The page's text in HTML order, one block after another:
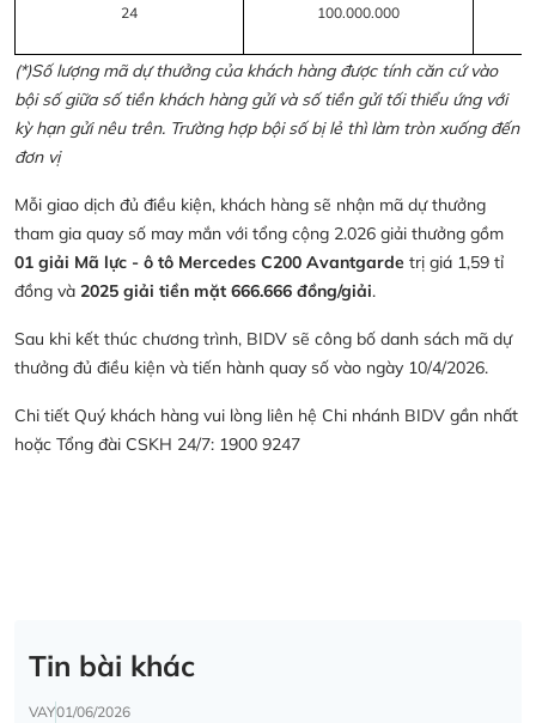
24 100.000.000
(*)Số lượng mã dự thưởng của khách hàng được tính căn cứ vào
bội số giữa số tiền khách hàng gửi và số tiền gửi tối thiểu ứng với
kỳ hạn gửi nêu trên. Trường hợp bội số bị lẻ thì làm tròn xuống đến
đơn vị
Mỗi giao dịch đủ điều kiện, khách hàng sẽ nhận mã dự thưởng
tham gia quay số may mắn với tổng cộng 2.026 giải thưởng gồm
01 giải Mã lực - ô tô Mercedes C200 Avantgarde trị giá 1,59 tỉ
đồng và 2025 giải tiền mặt 666.666 đồng/giải.
Sau khi kết thúc chương trình, BIDV sẽ công bố danh sách mã dự
thưởng đủ điều kiện và tiến hành quay số vào ngày 10/4/2026.
Chi tiết Quý khách hàng vui lòng liên hệ Chi nhánh BIDV gần nhất
hoặc Tổng đài CSKH 24/7: 1900 9247
Tin bài khác
VAY01/06/2026